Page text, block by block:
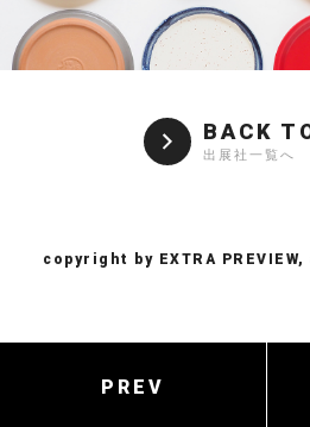
PREV
BACK
出展社一覧へ
copyright by EXTRA